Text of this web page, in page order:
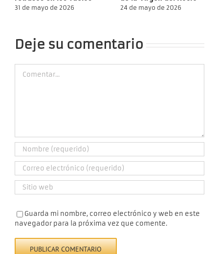
31 de mayo de 2026 24 de mayo de 2026
Deje su comentario
Guarda mi nombre, correo electrónico y web en este
navegador para la próxima vez que comente.